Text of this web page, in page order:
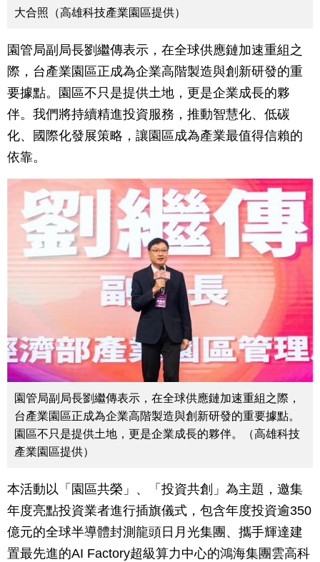
大合照（高雄科技產業園區提供）
園管局副局長劉繼傳表示，在全球供應鏈加速重組之
際，台產業園區正成為企業高階製造與創新研發的重
要據點。園區不只是提供土地，更是企業成長的夥
伴。我們將持續精進投資服務，推動智慧化、低碳
化、國際化發展策略，讓園區成為產業最值得信賴的
依靠。
園管局副局長劉繼傳表示，在全球供應鏈加速重組之際，
台產業園區正成為企業高階製造與創新研發的重要據點。
園區不只是提供土地，更是企業成長的夥伴。（高雄科技
產業園區提供）
本活動以「園區共榮」、「投資共創」為主題，邀集
年度亮點投資業者進行插旗儀式，包含年度投資逾350
億元的全球半導體封測龍頭日月光集團、攜手輝達建
置最先進的AI Factory超級算力中心的鴻海集團雲高科